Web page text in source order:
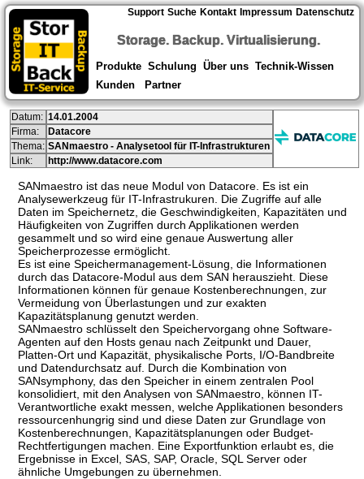
Support Suche Kontakt Impressum Datenschutz
Storage. Backup. Virtualisierung.
Produkte Schulung Über uns Technik-Wissen
Kunden
Partner
Datum: 14.01.2004
Firma:
Datacore
Thema: SANmaestro - Analysetool für IT-Infrastrukturen
Link:
http://www.datacore.com
SANmaestro ist das neue Modul von Datacore. Es ist ein
Analysewerkzeug für IT-Infrastrukuren. Die Zugriffe auf alle
Daten im Speichernetz, die Geschwindigkeiten, Kapazitäten und
Häufigkeiten von Zugriffen durch Applikationen werden
gesammelt und so wird eine genaue Auswertung aller
Speicherprozesse ermöglicht.
Es ist eine Speichermanagement-Lösung, die Informationen
durch das Datacore-Modul aus dem SAN herauszieht. Diese
Informationen können für genaue Kostenberechnungen, zur
Vermeidung von Überlastungen und zur exakten
Kapazitätsplanung genutzt werden.
SANmaestro schlüsselt den Speichervorgang ohne Software-
Agenten auf den Hosts genau nach Zeitpunkt und Dauer,
Platten-Ort und Kapazität, physikalische Ports, I/O-Bandbreite
und Datendurchsatz auf. Durch die Kombination von
SANsymphony, das den Speicher in einem zentralen Pool
konsolidiert, mit den Analysen von SANmaestro, können IT-
Verantwortliche exakt messen, welche Applikationen besonders
ressourcenhungrig sind und diese Daten zur Grundlage von
Kostenberechnungen, Kapazitätsplanungen oder Budget-
Rechtfertigungen machen. Eine Exportfunktion erlaubt es, die
Ergebnisse in Excel, SAS, SAP, Oracle, SQL Server oder
ähnliche Umgebungen zu übernehmen.